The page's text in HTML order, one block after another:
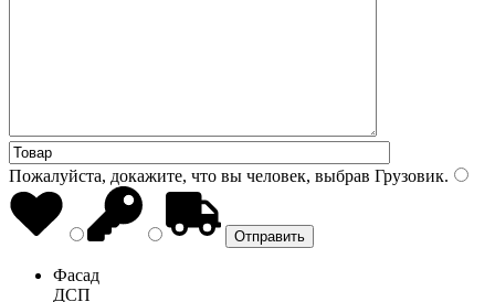
Пожалуйста, докажите, что вы человек, выбрав Грузовик.
Фасад
ДСП